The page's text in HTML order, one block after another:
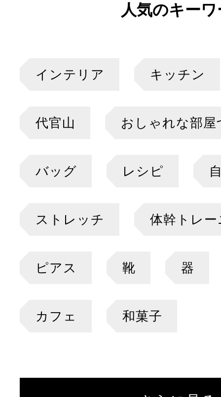
人気のキー
インテリア キッチン
代官山 おしゃれな部屋
バッグ レシピ
ストレッチ 体幹トレ
ピアス 靴 器
カフェ 和菓子